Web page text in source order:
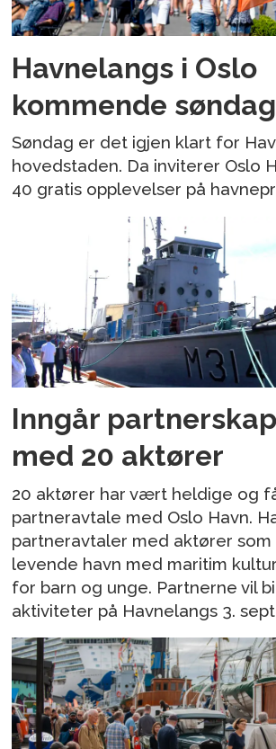
Havnelangs i Oslo
kommende søndag
Søndag er det igjen klart for
hovedstaden. Da inviterer Oslo
40 gratis opplevelser på
Inngår
med 20 aktører
20 aktører har vært heldige og
partneravtale med Oslo Havn.
partneravtaler med aktører som
levende havn med maritim
for barn og unge. Partnerne vil
aktiviteter på Havnelangs 3.